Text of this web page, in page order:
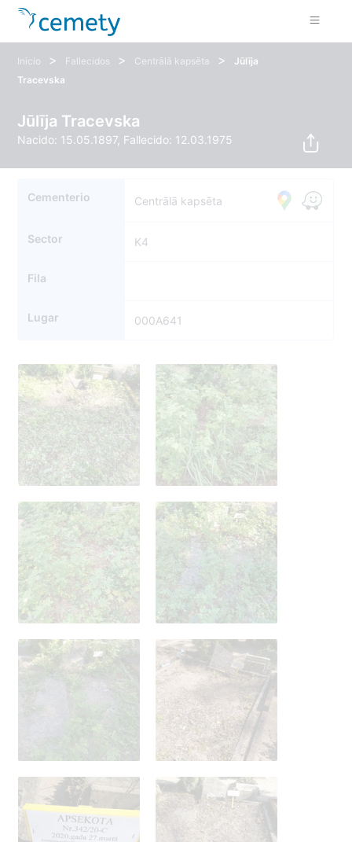
Inicio > Fallecidos > Centrālā kapsēta >
Jūlīja
Tracevska
Jūlīja Tracevska
Nacido: 15.05.1897, Fallecido: 12.03.1975
Cementerio Centrālā kapsēta
Sector K4
Fila
Lugar 000A641